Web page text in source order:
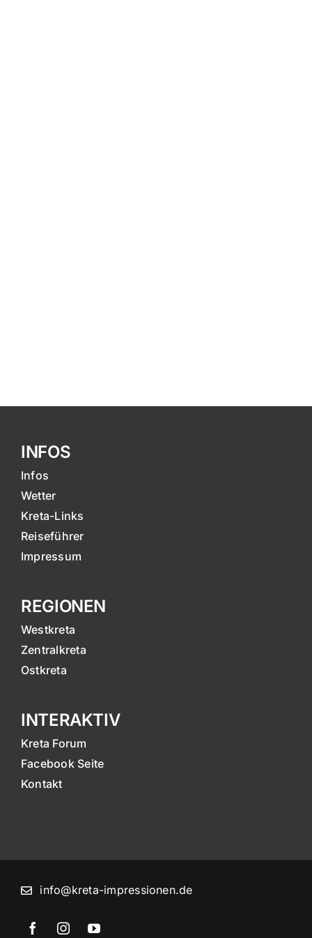
INFOS
Infos
Wetter
Kreta-Links
Reiseführer
Impressum
REGIONEN
Westkreta
Zentralkreta
Ostkreta
INTERAKTIV
Kreta Forum
Facebook Seite
Kontakt
info@kreta-impressionen.de